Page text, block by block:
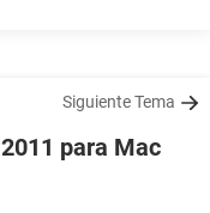
Siguiente Tema
para Mac